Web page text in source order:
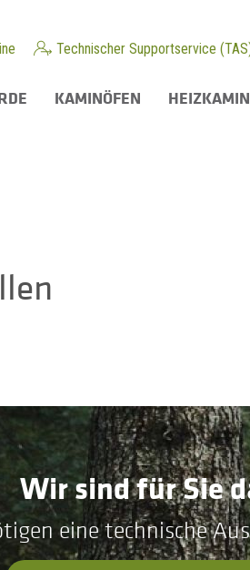
Technischer Supportservice
KAMINÖFEN
Wir sind für Sie
eine technische